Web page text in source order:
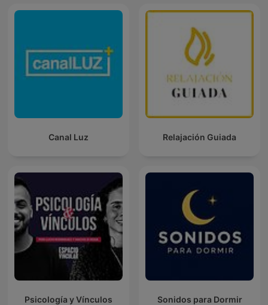
Canal Luz Relajación Guiada
Psicología y Vínculos Sonidos para Dormir